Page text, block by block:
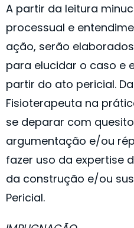
A partir da leitura
processual e
ação, serão
para elucidar o caso e
partir do ato pericial.
Fisioterapeuta na
se deparar com
argumentação e/ou
fazer uso da expertise
da construção e/ou
Pericial. ​